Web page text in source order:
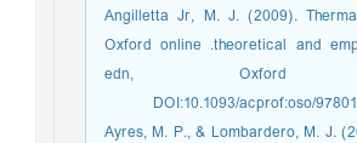
Angilletta Jr, M. J. (2009).
theoretical and empirical synthesis.‏ Oxford online
edn, Oxford
DOI:10.1093/acprof:oso/
Ayres, M. P., & Lombardero, M. J.